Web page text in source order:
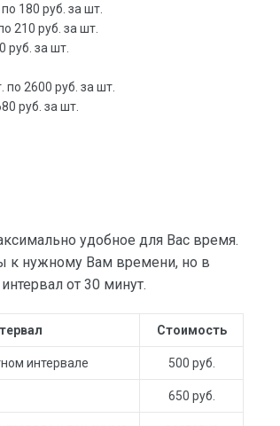
180 руб. за шт.
210 руб. за шт.
руб. за шт.
2600 руб. за шт.
руб. за шт.
удобное для Вас время.
нужному Вам времени, но в
от 30 минут.
Стоимость
интервале 500 руб.
650 руб.